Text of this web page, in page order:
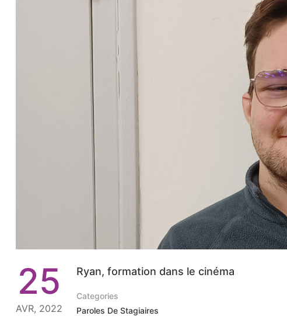
25
AVR, 2022
Ryan, formation dans le cinéma
Categories
Paroles De Stagiaires